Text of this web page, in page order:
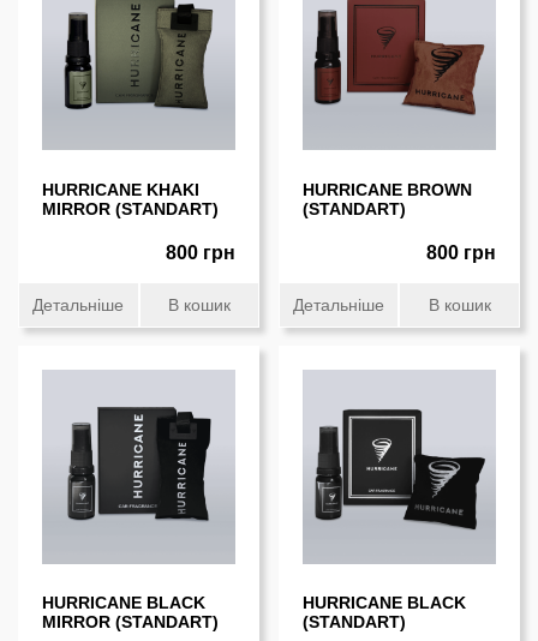
HURRICANE KHAKI
MIRROR (STANDART)
800 грн
Детальніше В кошик
HURRICANE BROWN
(STANDART)
800 грн
Детальніше В кошик
HURRICANE BLACK
MIRROR (STANDART)
HURRICANE BLACK
(STANDART)